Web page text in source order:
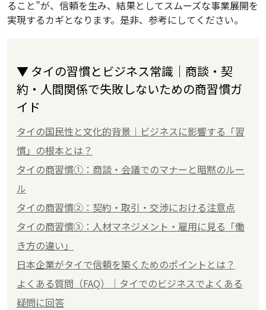
ること”が、信頼を生み、結果としてスムーズな事業展開を
実現するカギとなります。是非、参考にしてください。
▼ タイの習慣とビジネス常識｜商談・契
約・人間関係で失敗しないための商習慣ガ
イド
タイの国民性と文化的背景｜ビジネスに影響する「習
慣」の根本とは？
タイの商習慣①：商談・会議でのマナーと暗黙のルー
ル
タイの商習慣②：契約・取引・交渉における注意点
タイの商習慣③：人材マネジメント・雇用に見る「働
き方の違い」
日本企業がタイで信頼を築くためのポイントとは？
よくある質問（FAQ）｜タイでのビジネスでよくある
疑問に回答